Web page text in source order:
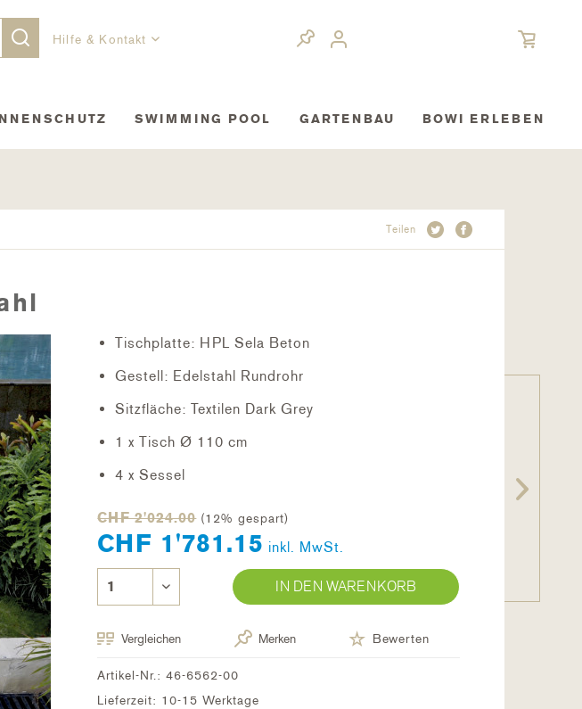
Hilfe & Kontakt
SWIMMING POOL GARTENBAU BOWI ERLEBEN
Teilen
Tischplatte: HPL Sela Beton
Gestell: Edelstahl Rundrohr
Sitzfläche: Textilen Dark Grey
1 x Tisch Ø 110 cm
4 x Sessel
CHF 2'024.00 (12% gespart)
CHF 1'781.15 inkl. MwSt.
IN DEN WARENKORB
Vergleichen Merken Bewerten
Artikel-Nr.: 46-6562-00
Lieferzeit: 10-15 Werktage